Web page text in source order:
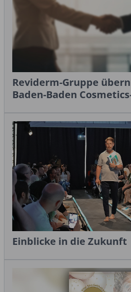
Reviderm-Gruppe
Baden-Baden
Einblicke in die Zukunft